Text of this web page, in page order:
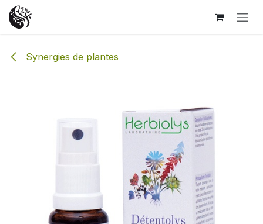
Se rendre au contenu
Synergies de plantes